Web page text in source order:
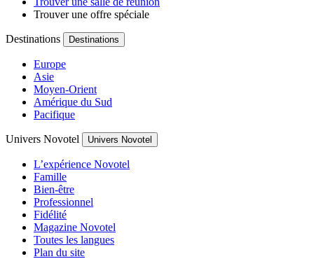
Trouver une offre spéciale
Destinations Destinations
Europe
Asie
Moyen-Orient
Amérique du Sud
Pacifique
Univers Novotel Univers Novotel
L’expérience Novotel
Famille
Bien-être
Professionnel
Fidélité
Magazine Novotel
Toutes les langues
Plan du site